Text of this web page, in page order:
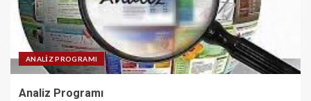
ANALİZ PROGRAMI
Analiz Programı